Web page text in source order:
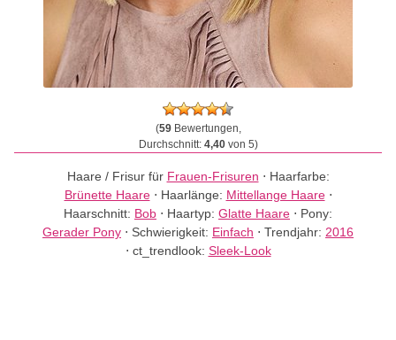
(59Bewertungen,
Durchschnitt: 4,40von 5)
Haare / Frisur für Frauen-Frisuren ⋅ Haarfarbe:
Brünette Haare⋅ Haarlänge: Mittellange Haare⋅
Haarschnitt: Bob ⋅ Haartyp: Glatte Haare ⋅ Pony:
Gerader Pony ⋅ Schwierigkeit: Einfach ⋅ Trendjahr: 2016
⋅ ct_trendlook: Sleek-Look